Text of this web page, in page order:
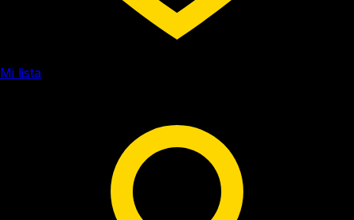
Mi lista